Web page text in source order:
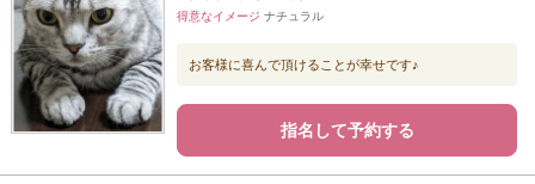
得意なイメージ ナチュラル
お客様に喜んで頂けることが幸せです♪
指名して予約する